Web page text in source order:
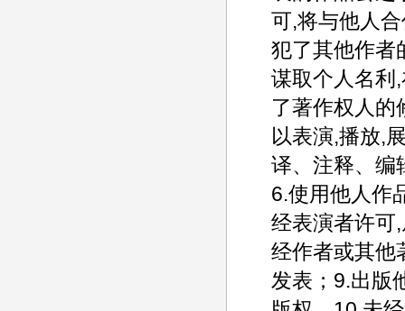
可,将与他人
犯了其他作者
谋取个人名利
了著作权人的
以表演,播放,
译、注释、编
6.使用他人作
经表演者许可
经作者或其他
发表；9.出版